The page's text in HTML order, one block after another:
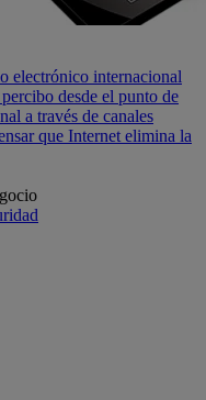
electrónico internacional
desde el punto de
a través de canales
que Internet elimina la